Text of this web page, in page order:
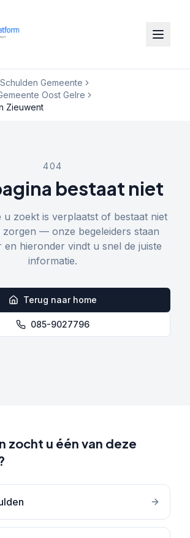
Gemeente
Oost Gelre
Zieuwent
404
bestaat niet
u zoekt is verplaatst of bestaat niet
zorgen — onze begeleiders staan
hieronder vindt u snel de juiste
informatie.
Terug naar home
085-9027796
zocht u één van deze